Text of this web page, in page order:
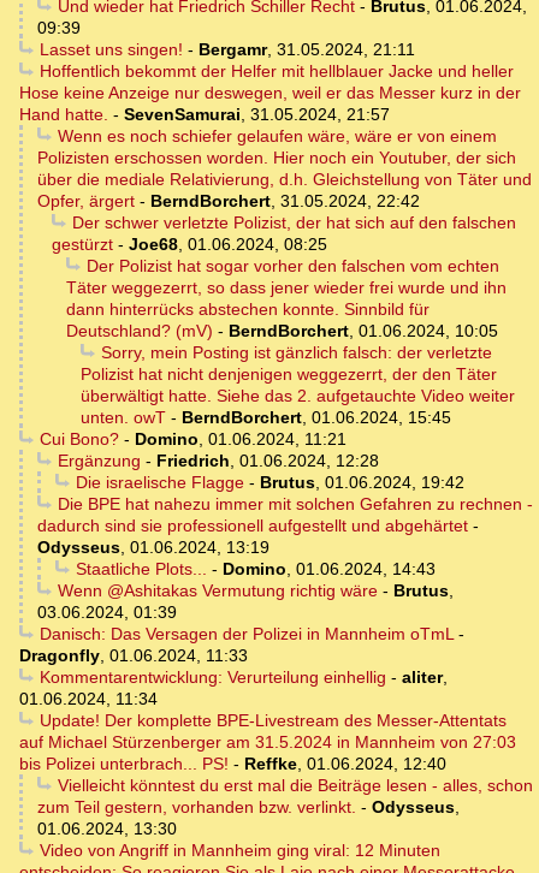
Und wieder hat Friedrich Schiller Recht- Brutus, 01.06.2024,
09:39
Lasset uns singen! - Bergamr, 31.05.2024, 21:11
Hoffentlich bekommt der Helfer mit hellblauer Jacke und heller
Hose keine Anzeige nur deswegen, weil er das Messer kurz in der
Hand hatte. - SevenSamurai, 31.05.2024, 21:57
Wenn es noch schiefer gelaufen wäre, wäre er von einem
Polizisten erschossen worden. Hier noch ein Youtuber, der sich
über die mediale Relativierung, d.h. Gleichstellung von Täter und
Opfer, ärgert - BerndBorchert, 31.05.2024, 22:42
Der schwer verletzte Polizist, der hat sich auf den falschen
gestürzt - Joe68, 01.06.2024, 08:25
Der Polizist hat sogar vorher den falschen vom echten
Täter weggezerrt, so dass jener wieder frei wurde und ihn
dann hinterrücks abstechen konnte. Sinnbild für
Deutschland? (mV) - BerndBorchert, 01.06.2024, 10:05
Sorry, mein Posting ist gänzlich falsch: der verletzte
Polizist hat nicht denjenigen weggezerrt, der den Täter
überwältigt hatte. Siehe das 2. aufgetauchte Video weiter
unten. owT - BerndBorchert, 01.06.2024, 15:45
Cui Bono?- Domino, 01.06.2024, 11:21
Ergänzung - Friedrich, 01.06.2024, 12:28
Die israelische Flagge- Brutus, 01.06.2024, 19:42
Die BPE hat nahezu immer mit solchen Gefahren zu rechnen -
dadurch sind sie professionell aufgestellt und abgehärtet -
Odysseus, 01.06.2024, 13:19
Staatliche Plots... - Domino, 01.06.2024, 14:43
Wenn @Ashitakas Vermutung richtig wäre- Brutus,
03.06.2024, 01:39
Danisch: Das Versagen der Polizei in Mannheim oTmL-
Dragonfly, 01.06.2024, 11:33
Kommentarentwicklung: Verurteilung einhellig - aliter,
01.06.2024, 11:34
Update! Der komplette BPE-Livestream des Messer-Attentats
auf Michael Stürzenberger am 31.5.2024 in Mannheim von 27:03
bis Polizei unterbrach... PS! - Reffke, 01.06.2024, 12:40
Vielleicht könntest du erst mal die Beiträge lesen - alles, schon
zum Teil gestern, vorhanden bzw. verlinkt. - Odysseus,
01.06.2024, 13:30
Video von Angriff in Mannheim ging viral: 12 Minuten